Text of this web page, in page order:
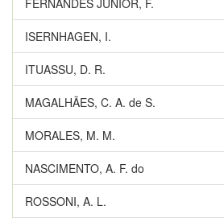
ISERNHAGEN, I.
ITUASSU, D. R.
MAGALHÃES, C. A. de S.
MORALES, M. M.
NASCIMENTO, A. F. do
ROSSONI, A. L.